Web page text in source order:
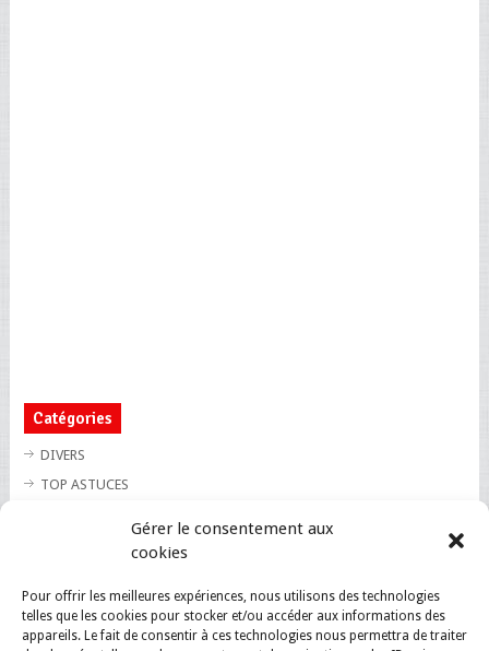
Gérer le consentement aux
cookies
Pour offrir les meilleures expériences, nous utilisons des technologies
telles que les cookies pour stocker et/ou accéder aux informations des
appareils. Le fait de consentir à ces technologies nous permettra de traiter
Catégories
DIVERS
TOP ASTUCES
TOP INSOLITE
TOP SANTE